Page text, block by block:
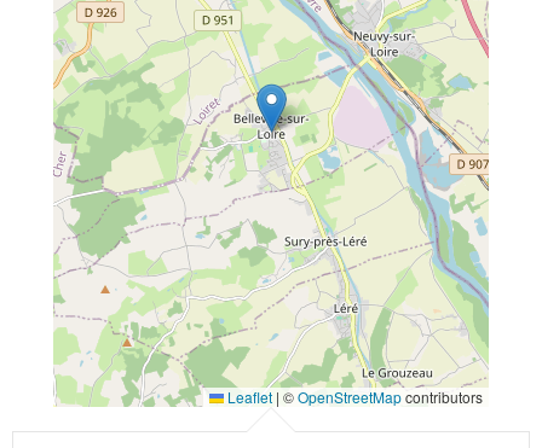
Leaflet | ©OpenStreetMapcontributors